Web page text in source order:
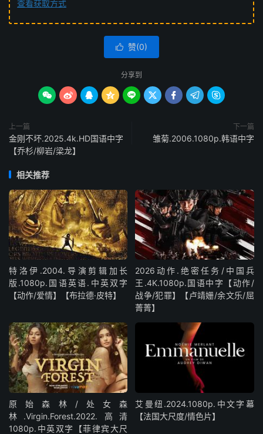
查看获取方式
 赞(0)
分享到
        
上一篇
金刚不坏.2025.4k.HD国语中字
【乔杉/柳岩/梁龙】
下一篇
雏菊.2006.1080p.韩语中字
相关推荐
特洛伊.2004.导演剪辑加长
版.1080p.国语英语.中英双字
【动作/爱情】【布拉德·皮特】
2026动作.绝密任务/中国兵
王.4K.1080p.国语中字【动作/
战争/犯罪】【卢靖姗/余文乐/屈
菁菁】
原始森林/处女森
林.Virgin.Forest.2022.高清
1080p.中英双字【菲律宾大尺
艾曼纽.2024.1080p.中文字幕
【法国大尺度/情色片】